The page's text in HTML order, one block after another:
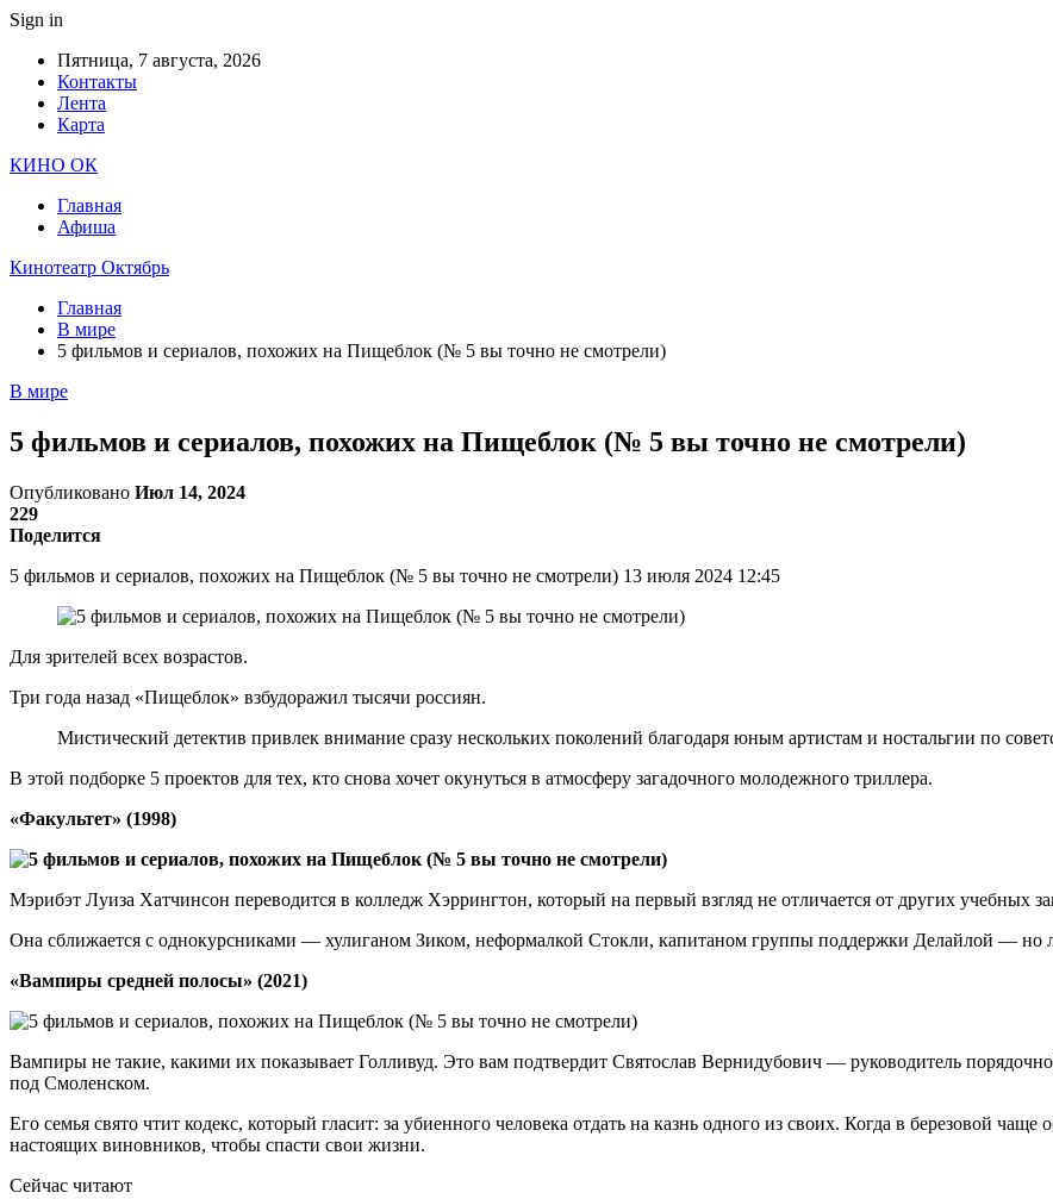
Sign in
Пятница, 7 августа, 2026
Контакты
Лента
Карта
КИНО ОК
Главная
Афиша
Кинотеатр Октябрь
Главная
В мире
5 фильмов и сериалов, похожих на Пищеблок (№ 5 вы точно не смотрели)
В мире
5 фильмов и сериалов, похожих на Пищеблок (№ 5 вы точно не смотрели)
Опубликовано Июл 14, 2024
229
Поделится
5 фильмов и сериалов, похожих на Пищеблок (№ 5 вы точно не смотрели) 13 июля 2024 12:45
Для зрителей всех возрастов.
Три года назад «Пищеблок» взбудоражил тысячи россиян.
Мистический детектив привлек внимание сразу нескольких поколений благодаря юным артистам и ностальгии по
В этой подборке 5 проектов для тех, кто снова хочет окунуться в атмосферу загадочного молодежного триллера.
«Факультет» (1998)
Мэрибэт Луиза Хатчинсон переводится в колледж Хэррингтон, который на первый взгляд не отличается от других учебных
Она сближается с однокурсниками — хулиганом Зиком, неформалкой Стокли, капитаном группы поддержки Делайлой — но
«Вампиры средней полосы» (2021)
Вампиры не такие, какими их показывает Голливуд. Это вам подтвердит Святослав Вернидубович — руководитель
под Смоленском.
Его семья свято чтит кодекс, который гласит: за убиенного человека отдать на казнь одного из своих. Когда в березовой
настоящих виновников, чтобы спасти свои жизни.
Сейчас читают